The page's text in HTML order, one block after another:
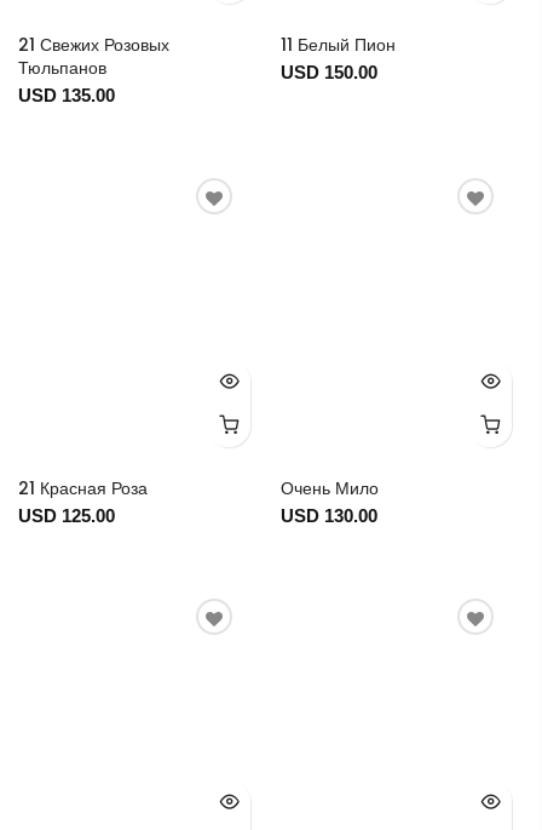
21 Свежих Розовых
Тюльпанов
USD 135.00
11 Белый Пион
USD 150.00
21 Красная Роза
USD 125.00
Очень Мило
USD 130.00